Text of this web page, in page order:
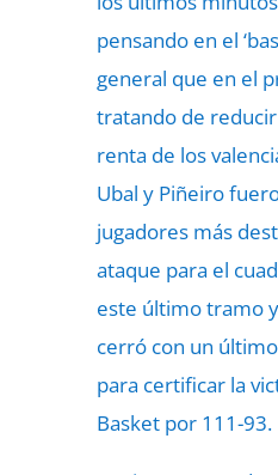
pensando en el
general que en el
tratando de
renta de los
Ubal y Piñeiro
jugadores más
ataque para el
este último tramo
cerró con un
para certificar la
Basket por 111-93.